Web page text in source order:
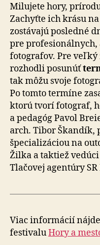
Milujete hory,
Zachyťte ich krásu
zostávajú posledné
pre profesionálnych,
fotografov. Pre
roz­hod­li posunúť
tak môžu svoje
Po tomto termíne
ktorú tvorí fotograf,
a pedagóg Pavol
arch. Tibor Škandík,
špe­cia­li­zá­ciou na
Žilka a taktiež
Tlačovej agentúry
Viac informácií
festivaluHory a